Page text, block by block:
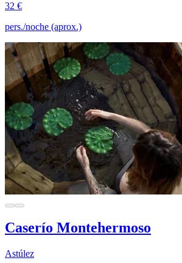
32 €
pers./noche (aprox.)
Caserío Montehermoso
Astúlez